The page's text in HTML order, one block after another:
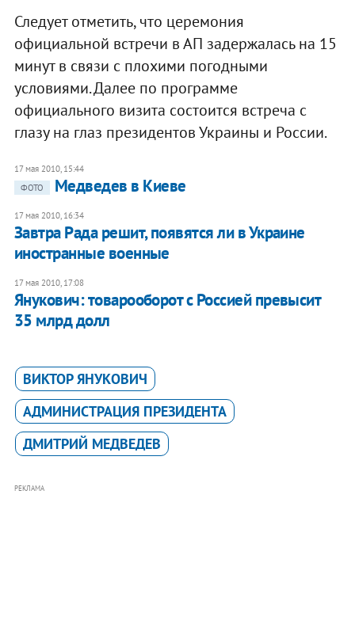
Следует отметить, что церемония
официальной встречи в АП задержалась на 15
минут в связи с плохими погодными
условиями. Далее по программе
официального визита состоится встреча с
глазу на глаз президентов Украины и России.
17 мая 2010, 15:44
ФОТО
Медведев в Киеве
17 мая 2010, 16:34
Завтра Рада решит, появятся ли в Украине
иностранные военные
17 мая 2010, 17:08
Янукович: товарооборот с Россией превысит
35 млрд долл
ВИКТОР ЯНУКОВИЧ
АДМИНИСТРАЦИЯ ПРЕЗИДЕНТА
ДМИТРИЙ МЕДВЕДЕВ
РЕКЛАМА